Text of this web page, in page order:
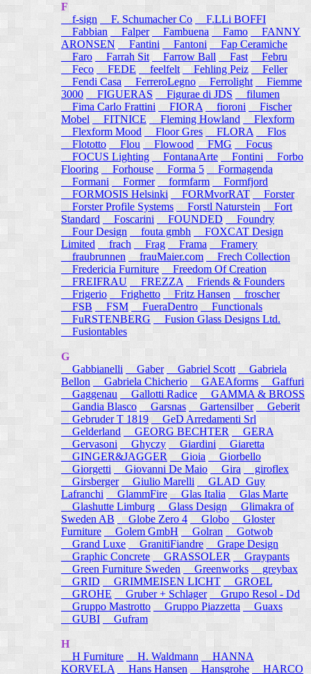
F
f-sign
F. Schumacher Co
F.LLi BOFFI
Fabbian
Falper Fambuena Famo
FANNY
ARONSEN
Fantini Fantoni
Fap Ceramiche
Faro
Farrah Sit Farrow Ball Fast
Febru
Feco
FEDE feelfelt Fehling Peiz
Feller
Fendi Casa
FerreroLegno Ferrolight
Fiemme
3000
FIGUERAS Figurae di JDS
filumen
Fima Carlo Frattini
FIORA fioroni
Fischer
Mobel
FITNICE Fleming Howland
Flexform
Flexform Mood
Floor Gres FLORA
Flos
Flototto
Flou Flowood FMG
Focus
FOCUS Lighting
FontanaArte Fontini
Forbo
Flooring
Forhouse Forma 5
Formagenda
Formani
Former formfarm
Formfjord
FORMOSIS Helsinki
FORMvorRAT
Forster
Forster Profile Systems
Forstl Naturstein
Fort
Standard
Foscarini FOUNDED
Foundry
Four Design
fouta gmbh
FOXCAT Design
Limited
frach Frag Frama
Framery
fraubrunnen
frauMaier.com
Frech Collection
Fredericia Furniture
Freedom Of Creation
FREIFRAU
FREZZA
Friends & Founders
Frigerio
Frighetto Fritz Hansen
froscher
FSB
FSM FueraDentro
Functionals
FuRSTENBERG
Fusion Glass Designs Ltd.
Fusiontables
G
Gabbianelli
Gaber Gabriel Scott
Gabriela
Bellon
Gabriela Chicherio GAEAforms
Gaffuri
Gaggenau
Gallotti Radice
GAMMA & BROSS
Gandia Blasco
Garsnas Gartensilber
Geberit
Gebruder T 1819
GeD Arredamenti Srl
Gelderland
GEORG BECHTER
GERA
Gervasoni
Ghyczy Giardini
Giaretta
GINGER&JAGGER
Gioia
Giorbello
Giorgetti
Giovanni De Maio Gira
giroflex
Girsberger
Giulio Marelli
GLAD_Guy
Lafranchi
GlammFire Glas Italia
Glas Marte
Glashutte Limburg
Glass Design
Glimakra of
Sweden AB
Globe Zero 4 Globo
Gloster
Furniture
Golem GmbH Golran
Gotwob
Grand Luxe
GranitiFiandre
Grape Design
Graphic Concrete
GRASSOLER
Graypants
Green Furniture Sweden
Greenworks
greybax
GRID
GRIMMEISEN LICHT
GROEL
GROHE
Gruber + Schlager
Grupo Resol - Dd
Gruppo Mastrotto
Gruppo Piazzetta
Guaxs
GUBI
Gufram
H
H Furniture
H. Waldmann
HANNA
KORVELA
Hans Hansen Hansgrohe HARCO